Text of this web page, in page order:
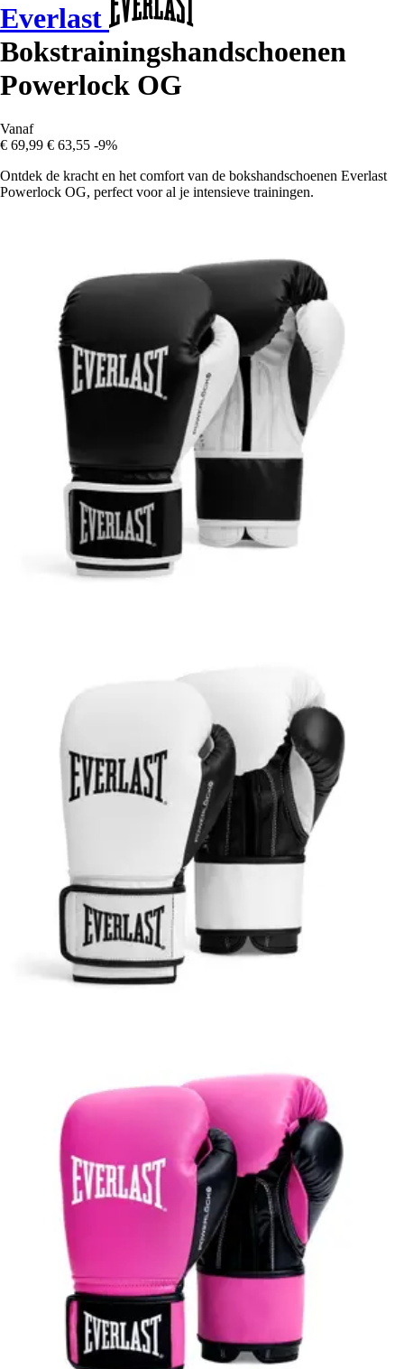
Everlast
Bokstrainingshandschoenen
Powerlock OG
Vanaf
€ 69,99 € 63,55 -9%
Ontdek de kracht en het comfort van de bokshandschoenen Everlast
Powerlock OG, perfect voor al je intensieve trainingen.